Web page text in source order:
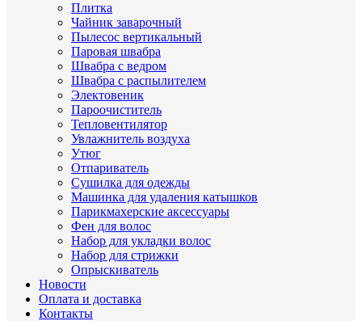
Плитка
Чайник заварочный
Пылесос вертикальный
Паровая швабра
Швабра с ведром
Швабра с распылителем
Электовеник
Пароочиститель
Тепловентилятор
Увлажнитель воздуха
Утюг
Отпариватель
Сушилка для одежды
Машинка для удаления катышков
Парикмахерские аксессуары
Фен для волос
Набор для укладки волос
Набор для стрижки
Опрыскиватель
Новости
Оплата и доставка
Контакты